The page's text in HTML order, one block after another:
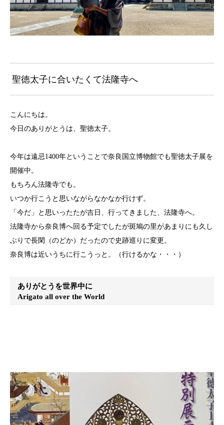
聖徳太子に合いたくて法隆寺へ
こんにちは。
今日のありがとうは、聖徳太子。
今年は遠忌1400年ということで奈良国立博物館でも聖徳太子展を
開催中。
もちろん法隆寺でも。
いつか行こうと思いながらなかなか行けず。
「今だ」と思いったたが吉日、行ってきました、法隆寺へ。
法隆寺から奈良博へ回る予定でしたが斑鳩の里があまりにも久し
ぶりで長閑（のどか）だったので史跡巡りに変更。
奈良博は近いうちに行こうっと。（行けるかな・・・）
ありがとうを世界中に
Arigato all over the World